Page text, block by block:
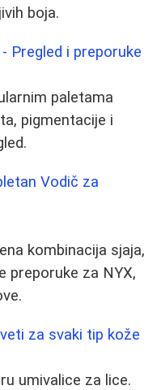
boja.
Pregled i preporuke
paletama
pigmentacije i
Vodič za
kombinacija sjaja,
preporuke za NYX,
za svaki tip kože
umivalice za lice.